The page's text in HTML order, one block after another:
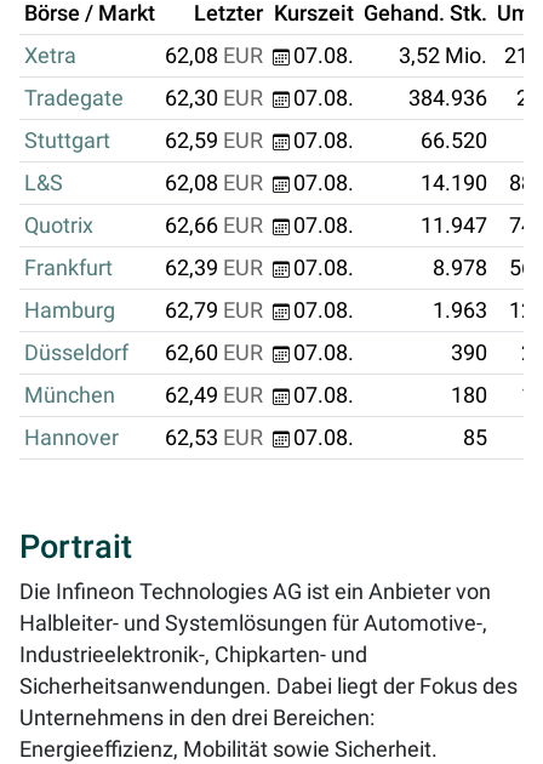
Börse / Markt Letzter Kurszeit Gehand. Stk.
Xetra
62,08 EUR 07.08. 3,52 Mio.
Tradegate
62,30 EUR 07.08. 384.936
Stuttgart
62,59 EUR 07.08. 66.520
L&S
62,08 EUR 07.08. 14.190
Quotrix
62,66 EUR 07.08. 11.947
Frankfurt
62,39 EUR 07.08. 8.978
Hamburg
62,79 EUR 07.08. 1.963
Düsseldorf
62,60 EUR 07.08. 390
München
62,49 EUR 07.08. 180
Hannover
62,53 EUR 07.08. 85
Portrait
Die Infineon Technologies AG ist ein Anbieter von
Halbleiter- und Systemlösungen für Automotive-,
Industrieelektronik-, Chipkarten- und
Sicherheitsanwendungen. Dabei liegt der Fokus des
Unternehmens in den drei Bereichen:
Energieeffizienz, Mobilität sowie Sicherheit.